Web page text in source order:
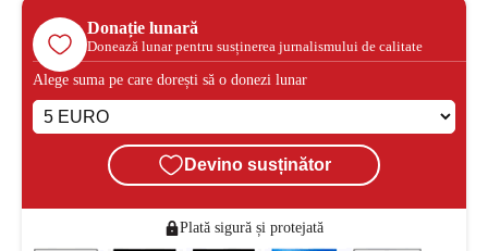
Donație lunară
Donează lunar pentru susținerea jurnalismului de calitate
Alege suma pe care dorești să o donezi lunar
Devino susținător
Plată sigură și protejată